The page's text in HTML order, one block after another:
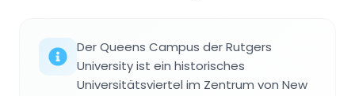
Der Queens Campus der Rutgers
University ist ein historisches
Universitätsviertel im Zentrum von New